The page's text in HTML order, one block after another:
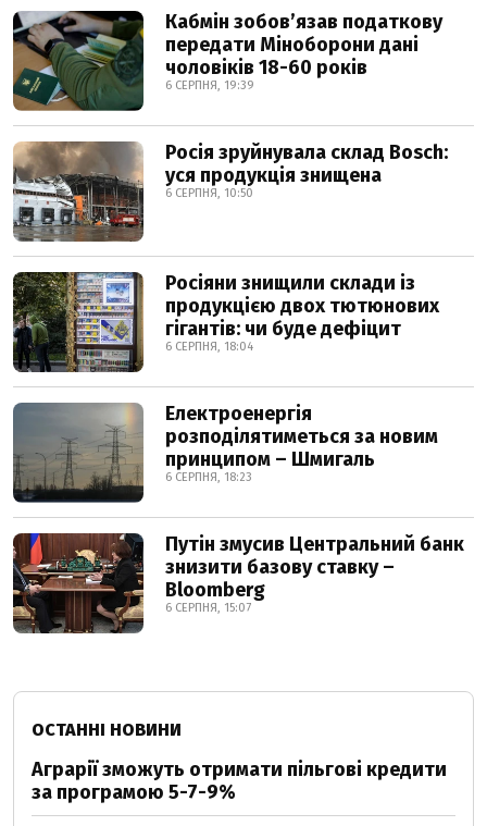
Кабмін зобовʼязав податкову
передати Міноборони дані
чоловіків 18-60 років
6 СЕРПНЯ, 19:39
Росія зруйнувала склад Bosch:
уся продукція знищена
6 СЕРПНЯ, 10:50
Росіяни знищили склади із
продукцією двох тютюнових
гігантів: чи буде дефіцит
6 СЕРПНЯ, 18:04
Електроенергія
розподілятиметься за новим
принципом – Шмигаль
6 СЕРПНЯ, 18:23
Путін змусив Центральний банк
знизити базову ставку –
Bloomberg
6 СЕРПНЯ, 15:07
ОСТАННІ НОВИНИ
Аграрії зможуть отримати пільгові кредити
за програмою 5-7-9%